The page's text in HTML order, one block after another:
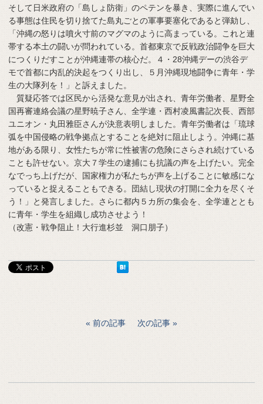
そして日米政府の「島しょ防衛」のペテンを暴き、実際に進んでい
る事態は住民を切り捨てた島丸ごとの軍事要塞化であると弾劾し、
「沖縄の怒りは噴火寸前のマグマのように高まっている。これと連
帯する本土の闘いが問われている。首都東京で反戦政治闘争を巨大
につくりだすことが沖縄連帯の核心だ。４・28沖縄デーの渋谷デ
モで首都に内乱的決起をつくり出し、５月沖縄現地闘争に青年・学
生の大隊列を！」と訴えました。
質疑応答では区民から活発な意見が出され、青年労働者、星野全
国再審連絡会議の星野暁子さん、全学連・西村凌風書記次長、西部
ユニオン・丸田雅臣さんが決意表明しました。青年労働者は「琉球
弧を中国侵略の戦争拠点とすることを絶対に阻止しよう。沖縄に基
地がある限り、女性たちが常に性被害の危険にさらされ続けている
ことも許せない。京大７学生の逮捕にも抗議の声を上げたい。完全
なでっち上げだが、国家権力が私たちが声を上げることに敏感にな
っていると捉えることもできる。団結し現状の打開に全力を尽くそ
う！」と発言しました。さらに都内５カ所の集会を、全学連ととも
に青年・学生を組織し成功させよう！
（改憲・戦争阻止！大行進杉並 洞口朋子）
前の記事 次の記事